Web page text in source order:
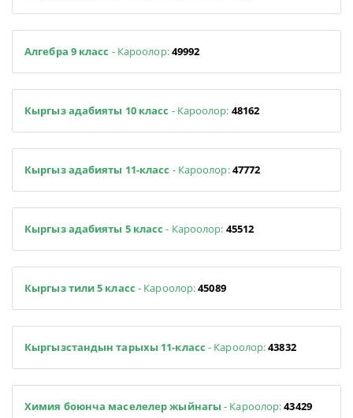
Алгебра 9 класс - Кароолор:49992
Кыргыз адабияты 10 класс - Кароолор: 48162
Кыргыз адабияты 11-класс - Кароолор:47772
Кыргыз адабияты 5 класс- Кароолор: 45512
Кыргыз тили 5 класс - Кароолор:45089
Кыргызстандын тарыхы 11-класс - Кароолор:43832
Химия боюнча маселелер жыйнагы- Кароолор:43429